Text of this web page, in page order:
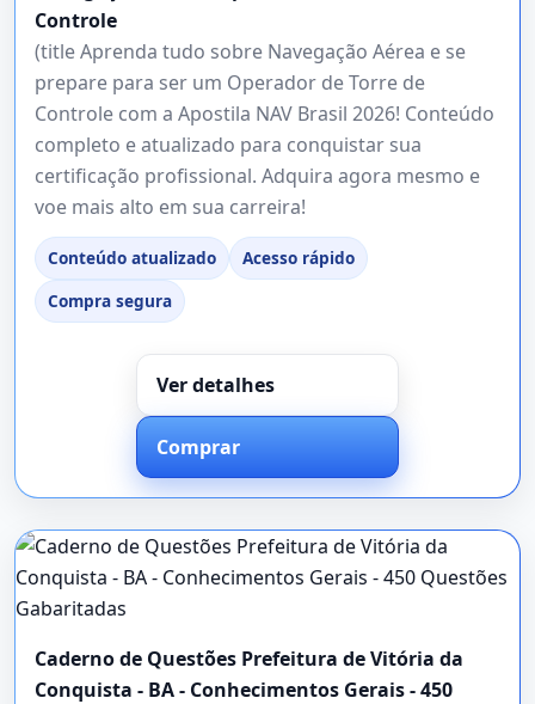
Controle
(title Aprenda tudo sobre Navegação Aérea e se
prepare para ser um Operador de Torre de
Controle com a Apostila NAV Brasil 2026! Conteúdo
completo e atualizado para conquistar sua
certificação profissional. Adquira agora mesmo e
voe mais alto em sua carreira!
Conteúdo atualizado
Acesso rápido
Compra segura
Ver detalhes
Comprar
Caderno de Questões Prefeitura de Vitória da
Conquista - BA - Conhecimentos Gerais - 450